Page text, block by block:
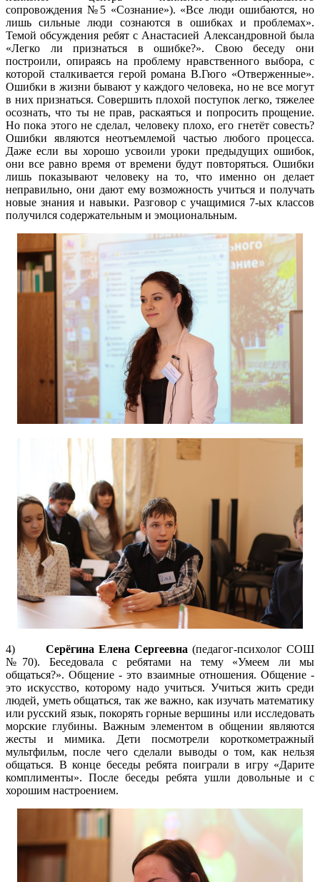
сопровождения №5 «Сознание»). «Все люди ошибаются, но
лишь сильные люди сознаются в ошибках и проблемах».
Темой обсуждения ребят с Анастасией Александровной была
«Легко ли признаться в ошибке?». Свою беседу они
построили, опираясь на проблему нравственного выбора, с
которой сталкивается герой романа В.Гюго «Отверженные».
Ошибки в жизни бывают у каждого человека, но не все могут
в них признаться. Совершить плохой поступок легко, тяжелее
осознать, что ты не прав, раскаяться и попросить прощение.
Но пока этого не сделал, человеку плохо, его гнетёт совесть?
Ошибки являются неотъемлемой частью любого процесса.
Даже если вы хорошо усвоили уроки предыдущих ошибок,
они все равно время от времени будут повторяться. Ошибки
лишь показывают человеку на то, что именно он делает
неправильно, они дают ему возможность учиться и получать
новые знания и навыки. Разговор с учащимися 7-ых классов
получился содержательным и эмоциональным.
4) Серёгина Елена Сергеевна (педагог-психолог СОШ
№70). Беседовала с ребятами на тему «Умеем ли мы
общаться?». Общение - это взаимные отношения. Общение -
это искусство, которому надо учиться. Учиться жить среди
людей, уметь общаться, так же важно, как изучать математику
или русский язык, покорять горные вершины или исследовать
морские глубины. Важным элементом в общении являются
жесты и мимика. Дети посмотрели короткометражный
мультфильм, после чего сделали выводы о том, как нельзя
общаться. В конце беседы ребята поиграли в игру «Дарите
комплименты». После беседы ребята ушли довольные и с
хорошим настроением.